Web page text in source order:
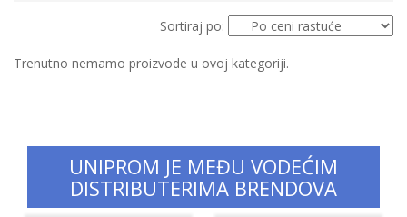
Sortiraj po:
Trenutno nemamo proizvode u ovoj kategoriji.
UNIPROM JE MEĐU VODEĆIM
DISTRIBUTERIMA BRENDOVA